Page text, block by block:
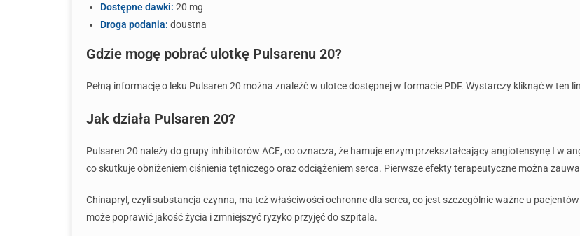
Dostępne dawki: 20 mg
Droga podania: doustna
Gdzie mogę pobrać ulotkę Pulsarenu 20?
Pełną informację o leku Pulsaren 20 można znaleźć w ulotce dostępnej w formacie PDF. Wystarczy kliknąć w ten
Jak działa Pulsaren 20?
Pulsaren 20 należy do grupy inhibitorów ACE, co oznacza, że hamuje enzym przekształcający angiotensynę I w
co skutkuje obniżeniem ciśnienia tętniczego oraz odciążeniem serca. Pierwsze efekty terapeutyczne można
Chinapryl, czyli substancja czynna, ma też właściwości ochronne dla serca, co jest szczególnie ważne u
może poprawić jakość życia i zmniejszyć ryzyko przyjęć do szpitala.